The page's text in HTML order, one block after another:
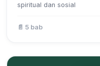
spiritual dan sosial
📄 5 bab